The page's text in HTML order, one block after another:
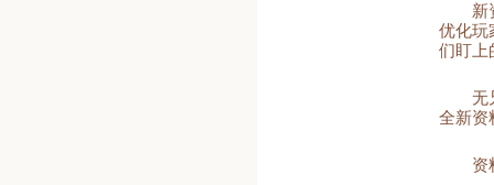
新
优化玩
们盯上
无
全新资
资